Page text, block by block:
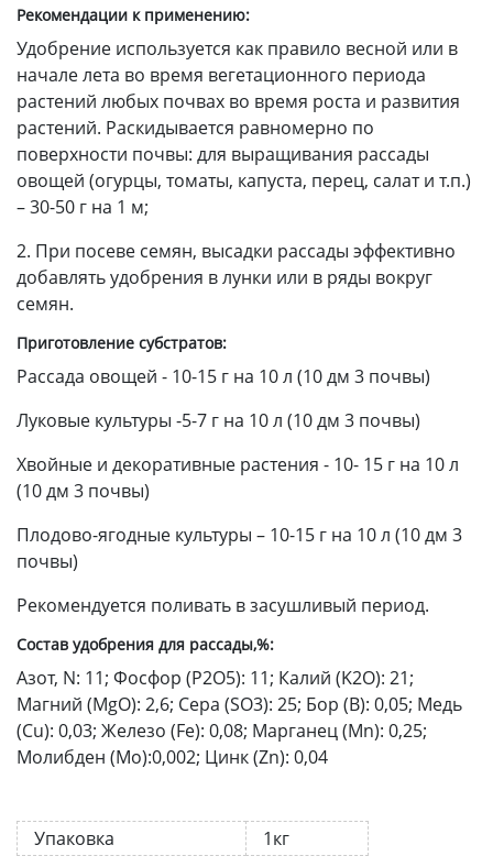
Рекомендации к применению:
Удобрение используется как правило весной или в
начале лета во время вегетационного периода
растений любых почвах во время роста и развития
растений. Раскидывается равномерно по
поверхности почвы: для выращивания рассады
овощей (огурцы, томаты, капуста, перец, салат и т.п.)
– 30-50 г на 1 м;
2. При посеве семян, высадки рассады эффективно
добавлять удобрения в лунки или в ряды вокруг
семян.
Приготовление субстратов:
Рассада овощей - 10-15 г на 10 л (10 дм 3 почвы)
Луковые культуры -5-7 г на 10 л (10 дм 3 почвы)
Хвойные и декоративные растения - 10- 15 г на 10 л
(10 дм 3 почвы)
Плодово-ягодные культуры – 10-15 г на 10 л (10 дм 3
почвы)
Рекомендуется поливать в засушливый период.
Состав удобрения для рассады,%:
Азот, N: 11; Фосфор (P2O5): 11; Калий (K2O): 21;
Магний (MgO): 2,6; Сера (SO3): 25; Бор (B): 0,05; Медь
(Cu): 0,03; Железо (Fe): 0,08; Марганец (Mn): 0,25;
Молибден (Mo):0,002; Цинк (Zn): 0,04
Упаковка 1кг